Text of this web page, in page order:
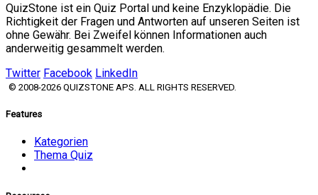
QuizStone ist ein Quiz Portal und keine Enzyklopädie. Die
Richtigkeit der Fragen und Antworten auf unseren Seiten ist
ohne Gewähr. Bei Zweifel können Informationen auch
anderweitig gesammelt werden.
Twitter Facebook LinkedIn
© 2008-2026 QUIZSTONE APS. ALL RIGHTS RESERVED.
Features
Kategorien
Thema Quiz